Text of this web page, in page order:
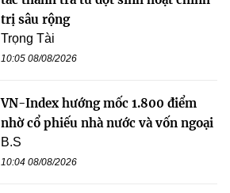
trị sâu rộng
Trọng Tài
10:05 08/08/2026
VN-Index hướng mốc 1.800 điểm
nhờ cổ phiếu nhà nước và vốn ngoại
B.S
10:04 08/08/2026